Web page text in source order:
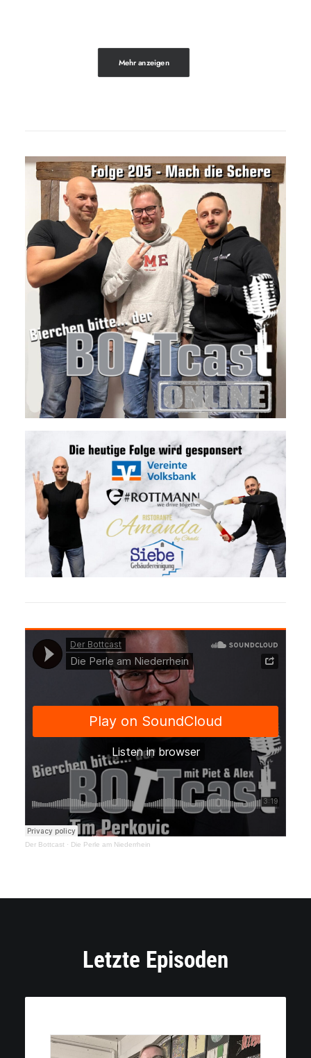
Mehr anzeigen
Der Bottcast · Die Perle am Niederrhein
Letzte Episoden